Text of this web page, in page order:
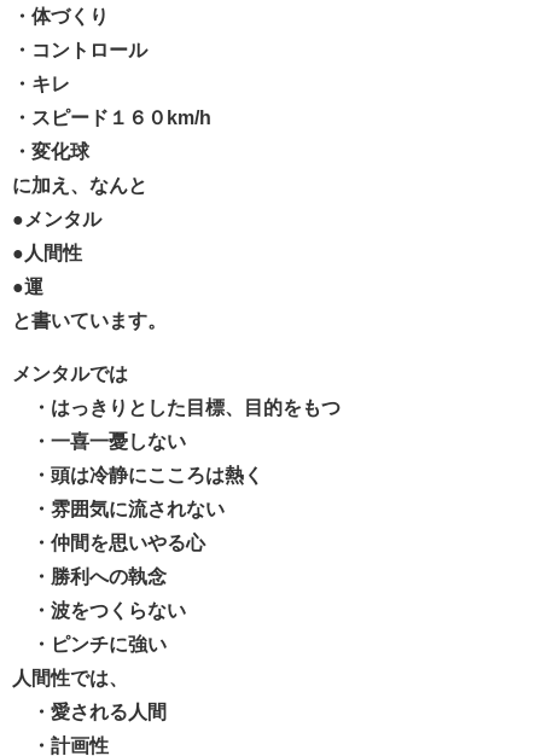
・体づくり
・コントロール
・キレ
・スピード１６０ km/h
・変化球
に加え、なんと
● メンタル
● 人間性
●運
と書いています。
メンタルでは
・はっきりとした目標、目的をもつ
・一喜一憂しない
・頭は冷静にこころは熱く
・雰囲気に流されない
・仲間を思いやる心
・勝利への執念
・波をつくらない
・ピンチに強い
人間性では、
・愛される人間
・計画性